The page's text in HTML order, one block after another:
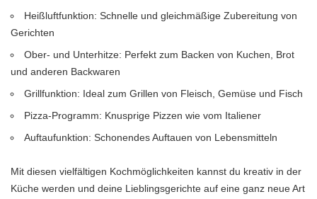
Heißluftfunktion: Schnelle und gleichmäßige Zubereitung von
Gerichten
Ober- und Unterhitze: Perfekt zum Backen von Kuchen, Brot
und anderen Backwaren
Grillfunktion: Ideal zum Grillen von Fleisch, Gemüse und Fisch
Pizza-Programm: Knusprige Pizzen wie vom Italiener
Auftaufunktion: Schonendes Auftauen von Lebensmitteln
Mit diesen vielfältigen Kochmöglichkeiten kannst du kreativ in der
Küche werden und deine Lieblingsgerichte auf eine ganz neue Art